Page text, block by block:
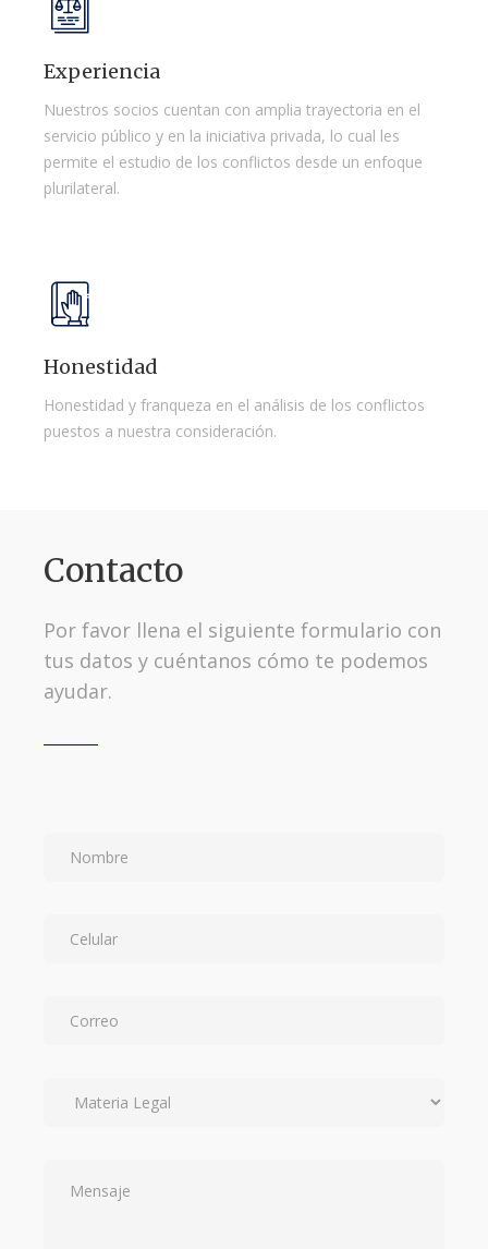
Experiencia
Nuestros socios cuentan con amplia trayectoria en el
servicio público y en la iniciativa privada, lo cual les
permite el estudio de los conflictos desde un enfoque
plurilateral.
Honestidad
Honestidad y franqueza en el análisis de los conflictos
puestos a nuestra consideración.
Contacto
Por favor llena el siguiente formulario con
tus datos y cuéntanos cómo te podemos
ayudar.